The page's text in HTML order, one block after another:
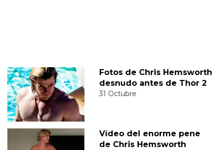
Fotos de Chris Hemsworth
desnudo antes de Thor 2
31 Octubre
Vídeo del enorme pene
de Chris Hemsworth